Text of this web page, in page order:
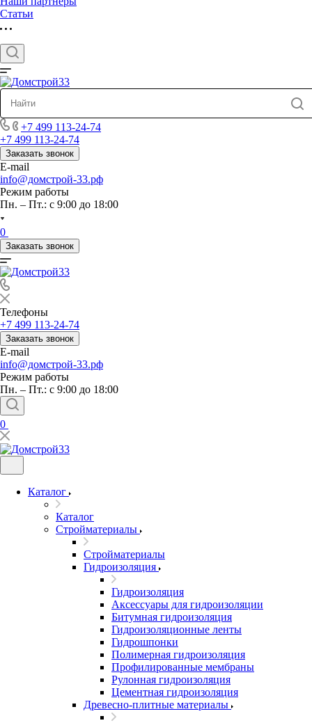
Статьи
+7 499 113-24-74
+7 499 113-24-74
Заказать звонок
E-mail
info@домстрой-33.рф
Режим работы
Пн. – Пт.: с 9:00 до 18:00
0
Заказать звонок
Телефоны
+7 499 113-24-74
Заказать звонок
E-mail
info@домстрой-33.рф
Режим работы
Пн. – Пт.: с 9:00 до 18:00
0
Каталог
Каталог
Стройматериалы
Стройматериалы
Гидроизоляция
Гидроизоляция
Аксессуары для гидроизоляции
Битумная гидроизоляция
Гидроизоляционные ленты
Гидрошпонки
Полимерная гидроизоляция
Профилированные мембраны
Рулонная гидроизоляция
Цементная гидроизоляция
Древесно-плитные материалы